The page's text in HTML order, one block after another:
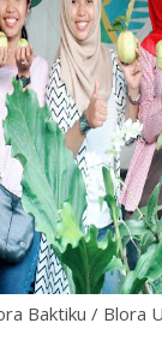
Baktiku / Blora